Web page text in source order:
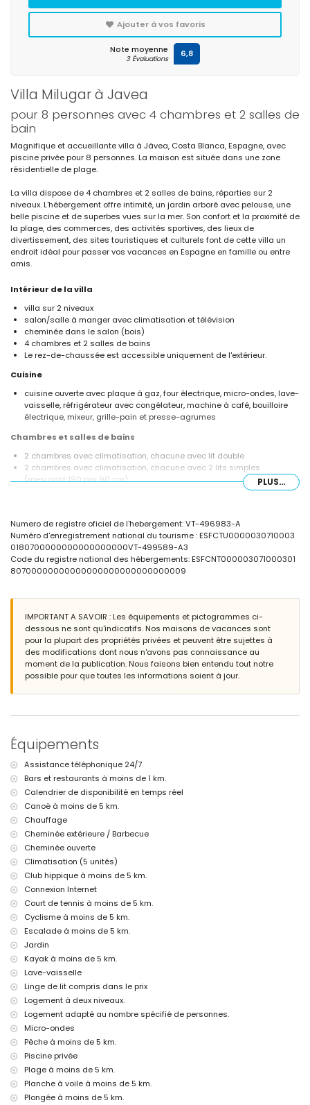
Villa Milugar à Javea
pour 8 personnes avec 4 chambres et 2 salles de
bain
Magnifique et accueillante villa à Jávea, Costa Blanca, Espagne, avec
piscine privée pour 8 personnes. La maison est située dans une zone
résidentielle de plage.
La villa dispose de 4 chambres et 2 salles de bains, réparties sur 2
niveaux. L'hébergement offre intimité, un jardin arboré avec pelouse, une
belle piscine et de superbes vues sur la mer. Son confort et la proximité de
la plage, des commerces, des activités sportives, des lieux de
divertissement, des sites touristiques et culturels font de cette villa un
endroit idéal pour passer vos vacances en Espagne en famille ou entre
amis.
Intérieur de la villa
villa sur 2 niveaux
salon/salle à manger avec climatisation et télévision
cheminée dans le salon (bois)
4 chambres et 2 salles de bains
Le rez-de-chaussée est accessible uniquement de l'extérieur.
Cuisine
cuisine ouverte avec plaque à gaz, four électrique, micro-ondes, lave-
vaisselle, réfrigérateur avec congélateur, machine à café, bouilloire
électrique, mixeur, grille-pain et presse-agrumes
Chambres et salles de bains
2 chambres avec climatisation, chacune avec lit double
2 chambres avec climatisation, chacune avec 2 lits simples
(mesurant 190 par 90 cm)
salle de bain avec double lavabo, baignoire/douche combinée et
Extérieur de la villa
terrain clôturé
piscine privée mesurant 8m x 4m et 1,8m de profondeur
jardin arboré avec pelouse et mobilier de jardin avec transats
barbecue
coin salon extérieur et coin repas extérieur
Informations supplémentaires
ville la plus proche : Jávea (à moins de 10 kilomètres de la villa)
rivière ou rive la plus proche : Mer Méditerranée (à moins de 5
kilomètres de la villa)
kilomètres de la villa)
aéroport le plus proche : Alicante (à moins de 100 kilomètres de la
villa)
deuxième aéroport le plus proche : Valence (> 100 kilomètres)
animaux de compagnie non admis
L'hébergement est très adapté pour les familles avec enfants
Installations et services inclus dans le prix de location de la villa
internet (WiFi)
fer et planche à repasser
linge de lit et serviettes
service de réception et service d'urgence 24 heures sur 24
chauffage et climatisation
Installations et services avec supplément
lit supplémentaire et lit/couchette pour enfant (sur demande)
Divertissements et activités de loisirs pour vos vacances à Jávea,
Costa Blanca
discothèque, bar et promenade (Paseo Marítimo) (à moins de 5
kilomètres de la maison)
Sites et culture à Jávea, Costa Blanca
musée (Histórico de Jávea, Jávea), église (Virgen de Loreto, Puerto,
Jávea), monument (Pueblo de Jávea, Jávea), édifice architectural
(Pueblo de Jávea, Jávea), site historique (Pueblo de Jávea et Jávea)
(à moins de 5 kilomètres de l'hébergement)
ruine (Molinos de Viento et Jávea) (à moins de 10 kilomètres de
l'hébergement)
château (Portal de la Vila et Denia) (à moins de 25 kilomètres de
l'hébergement)
PLUS...
Numero de registre oficiel de l'hebergement: VT-496983-A
Numéro d'enregistrement national du tourisme : ESFCTU0000030710003
0180700000000000000000VT-499589-A3
Code du registre national des hébergements: ESFCNT000003071000301
80700000000000000000000000000009
IMPORTANT A SAVOIR : Les équipements et pictogrammes ci-
dessous ne sont qu'indicatifs. Nos maisons de vacances sont
pour la plupart des propriétés privées et peuvent être sujettes à
des modifications dont nous n'avons pas connaissance au
moment de la publication. Nous faisons bien entendu tout notre
possible pour que toutes les informations soient à jour.
Équipements
Assistance téléphonique 24/7
Bars et restaurants à moins de 1 km.
Calendrier de disponibilité en temps réel
Canoë à moins de 5 km.
Chauffage
Cheminée extérieure / Barbecue
Cheminée ouverte
Climatisation (5 unités)
Club hippique à moins de 5 km.
Connexion Internet
Court de tennis à moins de 5 km.
Cyclisme à moins de 5 km.
Escalade à moins de 5 km.
Jardin
Kayak à moins de 5 km.
Lave-vaisselle
Linge de lit compris dans le prix
Logement à deux niveaux.
Logement adapté au nombre spécifié de personnes.
Micro-ondes
Pêche à moins de 5 km.
Piscine privée
Plage à moins de 5 km.
Planche à voile à moins de 5 km.
Plongée à moins de 5 km.
Ajouter à vos favoris
Note moyenne
3 Évaluations 6,8